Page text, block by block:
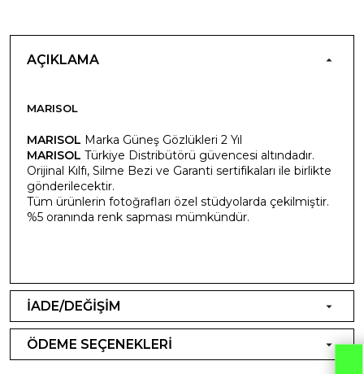
AÇIKLAMA
MARISOL
MARISOL Marka Güneş Gözlükleri 2 Yıl
MARISOL Türkiye Distribütörü güvencesi altındadır.
Orijinal Kılfı, Silme Bezi ve Garanti sertifikaları ile birlikte
gönderilecektir.
Tüm ürünlerin fotoğrafları özel stüdyolarda çekilmiştir.
%5 oranında renk sapması mümkündür.
İADE/DEĞİŞİM
ÖDEME SEÇENEKLERİ